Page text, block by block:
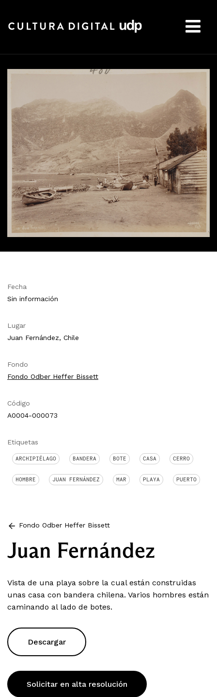
Fecha
Sin información
Lugar
Juan Fernández, Chile
Fondo
Fondo Odber Heffer Bissett
Código
A0004-000073
Etiquetas
ARCHIPIÉLAGO BANDERA BOTE CASA CERRO
HOMBRE JUAN FERNÁNDEZ MAR PLAYA PUERTO
Fondo Odber Heffer Bissett
Juan Fernández
Vista de una playa sobre la cual están construidas
unas casa con bandera chilena. Varios hombres están
caminando al lado de botes.
Descargar
Solicitar en alta resolución